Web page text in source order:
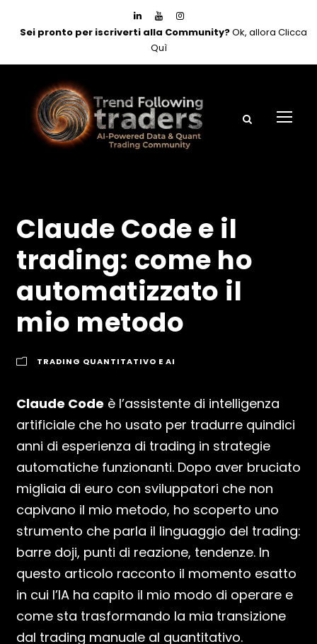
Sei pronto per iscriverti alla Community?Ok, allora Clicca
Quì
Claude Code e il
trading: come ho
automatizzato il
mio metodo
TRADING QUANTITATIVO E AI
Claude Code è l’assistente di intelligenza
artificiale che ho usato per tradurre quindici
anni di esperienza di trading in strategie
automatiche funzionanti. Dopo aver bruciato
migliaia di euro con sviluppatori che non
capivano il mio metodo, ho scoperto uno
strumento che parla il linguaggio del trading:
barre doji, punti di reazione, tendenze. In
questo articolo racconto il momento esatto
in cui l’IA ha capito il mio modo di operare e
come sta trasformando la mia transizione
dal trading manuale al quantitativo.